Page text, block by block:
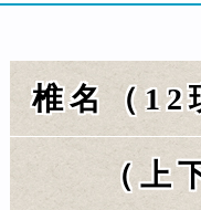
椎名（12
（上